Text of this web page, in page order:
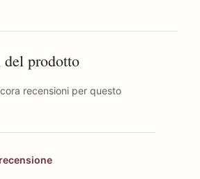
del prodotto
recensioni per questo